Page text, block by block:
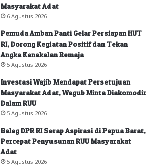
Masyarakat Adat
6 Agustus 2026
Pemuda Amban Panti Gelar Persiapan HUT
RI, Dorong Kegiatan Positif dan Tekan
Angka Kenakalan Remaja
5 Agustus 2026
Investasi Wajib Mendapat Persetujuan
Masyarakat Adat, Wagub Minta Diakomodir
Dalam RUU
5 Agustus 2026
Baleg DPR RI Serap Aspirasi di Papua Barat,
Percepat Penyusunan RUU Masyarakat
Adat
5 Agustus 2026